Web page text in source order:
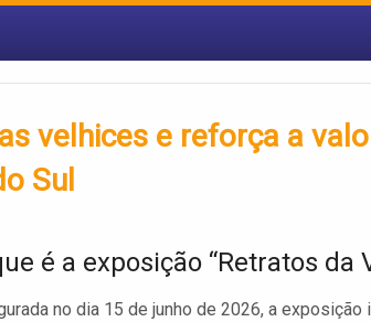
velhices e reforça a
Sul
é a exposição “Retratos da
no dia 15 de junho de 2026, a exposição